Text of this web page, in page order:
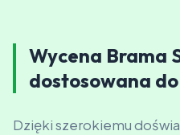
Wycena Brama
dostosowana
Dzięki szerokiemu